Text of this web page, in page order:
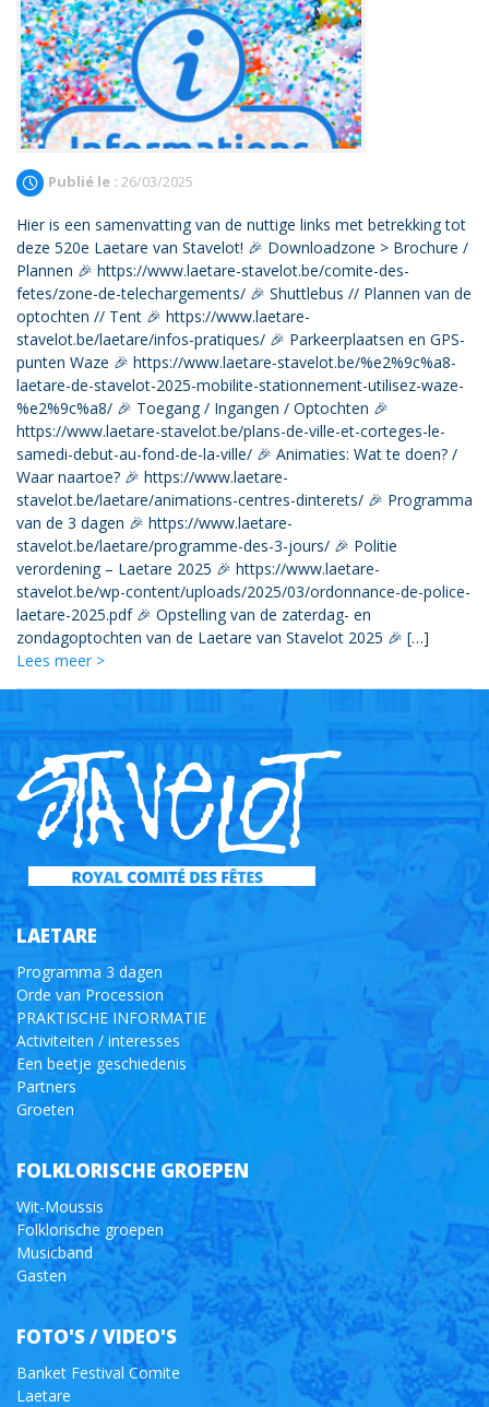
Publié le : 26/03/2025
Hier is een samenvatting van de nuttige links met betrekking tot
deze 520e Laetare van Stavelot! 🎉 Downloadzone > Brochure /
Plannen 🎉 https://www.laetare-stavelot.be/comite-des-
fetes/zone-de-telechargements/ 🎉 Shuttlebus // Plannen van de
optochten // Tent 🎉 https://www.laetare-
stavelot.be/laetare/infos-pratiques/ 🎉 Parkeerplaatsen en GPS-
punten Waze 🎉 https://www.laetare-stavelot.be/%e2%9c%a8-
laetare-de-stavelot-2025-mobilite-stationnement-utilisez-waze-
%e2%9c%a8/ 🎉 Toegang / Ingangen / Optochten 🎉
https://www.laetare-stavelot.be/plans-de-ville-et-corteges-le-
samedi-debut-au-fond-de-la-ville/ 🎉 Animaties: Wat te doen? /
Waar naartoe? 🎉 https://www.laetare-
stavelot.be/laetare/animations-centres-dinterets/ 🎉 Programma
van de 3 dagen 🎉 https://www.laetare-
stavelot.be/laetare/programme-des-3-jours/ 🎉 Politie
verordening – Laetare 2025 🎉 https://www.laetare-
stavelot.be/wp-content/uploads/2025/03/ordonnance-de-police-
laetare-2025.pdf 🎉 Opstelling van de zaterdag- en
zondagoptochten van de Laetare van Stavelot 2025 🎉 […]
Lees meer >
LAETARE
Programma 3 dagen
Orde van Procession
PRAKTISCHE INFORMATIE
Activiteiten / interesses
Een beetje geschiedenis
Partners
Groeten
FOLKLORISCHE GROEPEN
Wit-Moussis
Folklorische groepen
Musicband
Gasten
FOTO'S / VIDEO'S
Banket Festival Comite
Laetare